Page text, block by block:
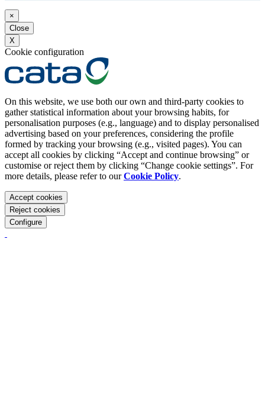
×
Close
X
Cookie configuration
On this website, we use both our own and third-party cookies to
gather statistical information about your browsing habits, for
personalisation purposes (e.g., language) and to display personalised
advertising based on your preferences, considering the profile
formed by tracking your browsing (e.g., visited pages). You can
accept all cookies by clicking “Accept and continue browsing” or
customise or reject them by clicking “Change cookie settings”. For
more details, please refer to ourCookie Policy.
Accept cookies
Reject cookies
Configure